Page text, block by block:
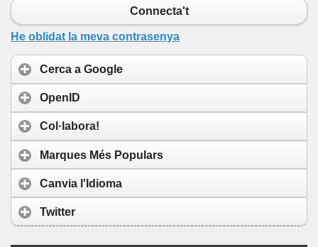
Connecta't
He oblidat la meva contrasenya
Cerca a Google
OpenID
Col·labora!
Marques Més Populars
Canvia l'Idioma
Twitter